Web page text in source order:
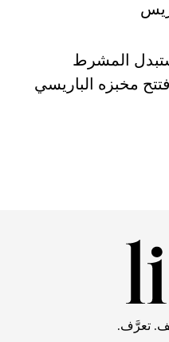
المشرط
مخبزه الباريسي
تعرَّف.